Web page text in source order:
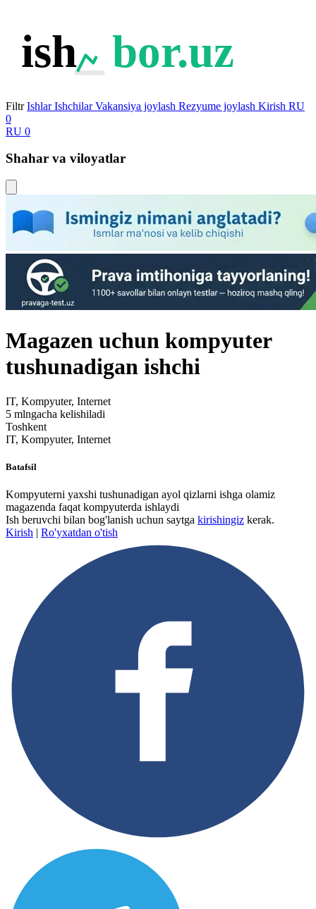
ish bor.uz
Filtr Ishlar Ishchilar Vakansiya joylash Rezyume joylash Kirish RU
0
RU 0
Shahar va viloyatlar
Magazen uchun kompyuter
tushunadigan ishchi
IT, Kompyuter, Internet
5 mlngacha kelishiladi
Toshkent
IT, Kompyuter, Internet
Batafsil
Kompyuterni yaxshi tushunadigan ayol qizlarni ishga olamiz
magazenda faqat kompyuterda ishlaydi
Ish beruvchi bilan bog'lanish uchun saytga kirishingiz kerak.
Kirish | Ro'yxatdan o'tish